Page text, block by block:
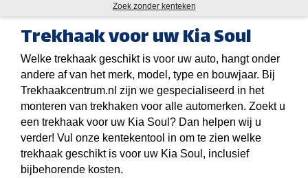
Zoek zonder kenteken
Trekhaak voor uw Kia Soul
Welke trekhaak geschikt is voor uw auto, hangt onder
andere af van het merk, model, type en bouwjaar. Bij
Trekhaakcentrum.nl zijn we gespecialiseerd in het
monteren van trekhaken voor alle automerken. Zoekt u
een trekhaak voor uw Kia Soul? Dan helpen wij u
verder! Vul onze kentekentool in om te zien welke
trekhaak geschikt is voor uw Kia Soul, inclusief
bijbehorende kosten.